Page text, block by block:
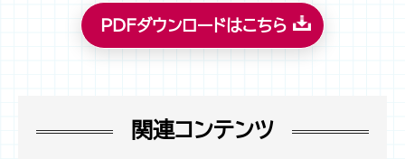
PDFダウンロードはこちら
関連コンテンツ